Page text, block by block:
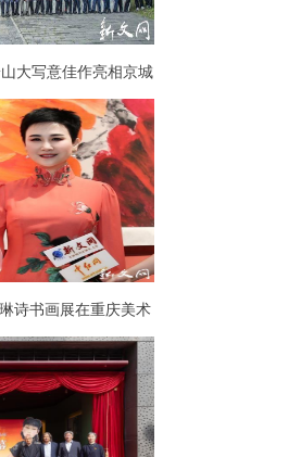
大写意佳作亮相京城
诗书画展在重庆美术